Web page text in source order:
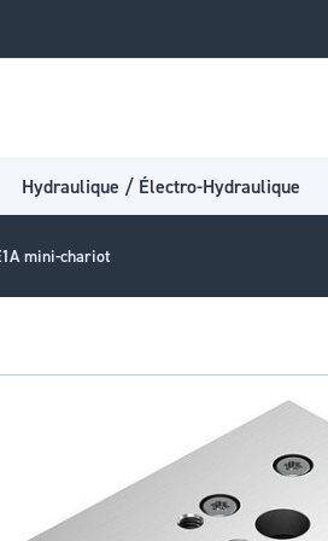
Hydraulique / Électro-Hydraulique
mini-chariot